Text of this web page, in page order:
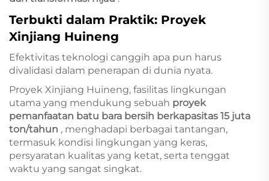
Terbukti dalam Praktik: Proyek
Xinjiang Huineng
Efektivitas teknologi canggih apa pun harus
divalidasi dalam penerapan di dunia nyata.
Proyek Xinjiang Huineng, fasilitas lingkungan
utama yang mendukung sebuah proyek
pemanfaatan batu bara bersih berkapasitas 15 juta
ton/tahun , menghadapi berbagai tantangan,
termasuk kondisi lingkungan yang keras,
persyaratan kualitas yang ketat, serta tenggat
waktu yang sangat singkat.